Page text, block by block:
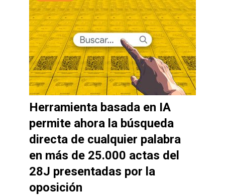
Herramienta basada en IA
permite ahora la búsqueda
directa de cualquier palabra
en más de 25.000 actas del
28J presentadas por la
oposición